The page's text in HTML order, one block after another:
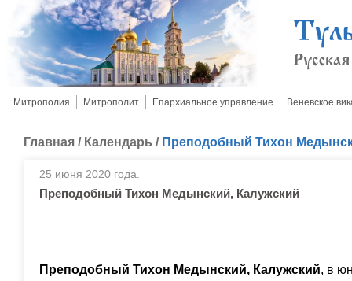
Митрополия Митрополит Епархиальное управление Веневское
Главная / Календарь / Преподобный Тихон
25 июня 2020 года.
Преподобный Тихон Медынский, Калужский
Преподобный Тихон Медынский, Калужский, в